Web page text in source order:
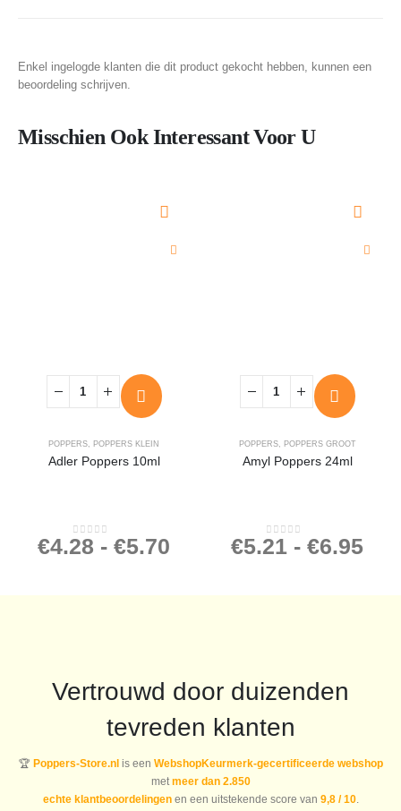
Enkel ingelogde klanten die dit product gekocht hebben, kunnen een
beoordeling schrijven.
Misschien Ook Interessant Voor U
POPPERS, POPPERS KLEIN
Adler Poppers 10ml
0out of 5
€4.28 - €5.70
POPPERS, POPPERS GROOT
Amyl Poppers 24ml
0out of 5
€5.21 - €6.95
Vertrouwd door duizenden
tevreden klanten
🏆 Poppers-Store.nl is een WebshopKeurmerk-gecertificeerde webshop
met meer dan 2.850
echte klantbeoordelingenen een uitstekende score van 9,8 / 10.